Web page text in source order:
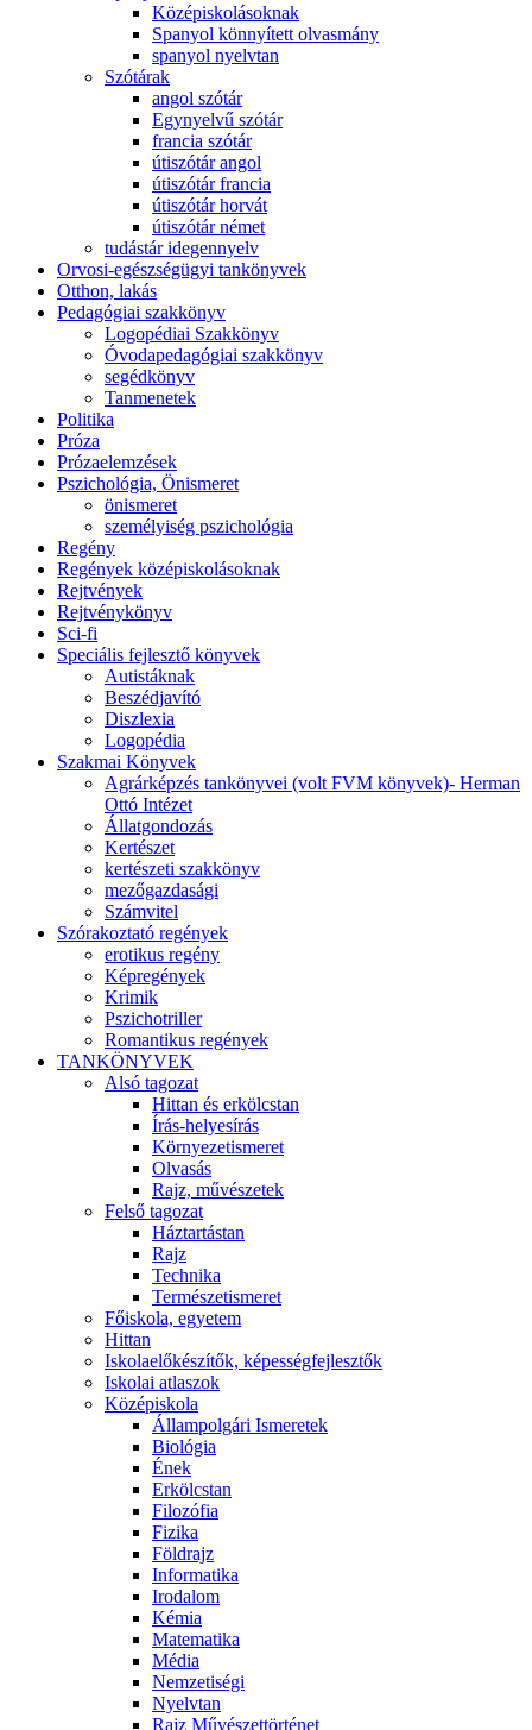
Középiskolásoknak
Spanyol könnyített olvasmány
spanyol nyelvtan
Szótárak
angol szótár
Egynyelvű szótár
francia szótár
útiszótár angol
útiszótár francia
útiszótár horvát
útiszótár német
tudástár idegennyelv
Orvosi-egészségügyi tankönyvek
Otthon, lakás
Pedagógiai szakkönyv
Logopédiai Szakkönyv
Óvodapedagógiai szakkönyv
segédkönyv
Tanmenetek
Politika
Próza
Prózaelemzések
Pszichológia, Önismeret
önismeret
személyiség pszichológia
Regény
Regények középiskolásoknak
Rejtvények
Rejtvénykönyv
Sci-fi
Speciális fejlesztő könyvek
Autistáknak
Beszédjavító
Diszlexia
Logopédia
Szakmai Könyvek
Agrárképzés tankönyvei (volt FVM könyvek)- Herman
Ottó Intézet
Állatgondozás
Kertészet
kertészeti szakkönyv
mezőgazdasági
Számvitel
Szórakoztató regények
erotikus regény
Képregények
Krimik
Pszichotriller
Romantikus regények
TANKÖNYVEK
Alsó tagozat
Hittan és erkölcstan
Írás-helyesírás
Környezetismeret
Olvasás
Rajz, művészetek
Felső tagozat
Háztartástan
Rajz
Technika
Természetismeret
Főiskola, egyetem
Hittan
Iskolaelőkészítők, képességfejlesztők
Iskolai atlaszok
Középiskola
Állampolgári Ismeretek
Biológia
Ének
Erkölcstan
Filozófia
Fizika
Földrajz
Informatika
Irodalom
Kémia
Matematika
Média
Nemzetiségi
Nyelvtan
Rajz Művészettörténet